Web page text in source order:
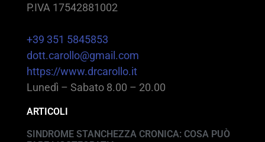
P.IVA 17542881002
+39 351 5845853
dott.carollo@gmail.com
https://www.drcarollo.it
Lunedì – Sabato 8.00 – 20.00
ARTICOLI
SINDROME STANCHEZZA CRONICA: COSA PUÒ